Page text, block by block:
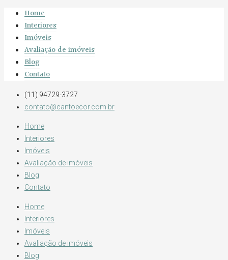
Home
Interiores
Imóveis
Avaliação de imóveis
Blog
Contato
(11) 94729-3727
contato@cantoecor.com.br
Home
Interiores
Imóveis
Avaliação de imóveis
Blog
Contato
Home
Interiores
Imóveis
Avaliação de imóveis
Blog